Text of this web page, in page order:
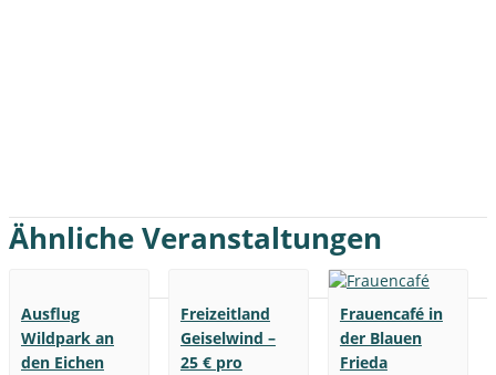
Ähnliche Veranstaltungen
Ausflug
Wildpark an
den Eichen
Freizeitland
Geiselwind –
25 € pro
Frauencafé in
der Blauen
Frieda